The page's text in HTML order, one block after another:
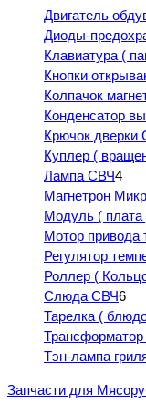
Двигатель
Диоды-
Клавиатура (
Кнопки
Колпачок
Конденсатор
Крючок дверки
Куплер (
Лампа СВЧ4
Магнетрон
Модуль (
Мотор привода
Регулятор
Роллер (
Слюда СВЧ6
Тарелка (
Тэн-лампа
Запчасти для